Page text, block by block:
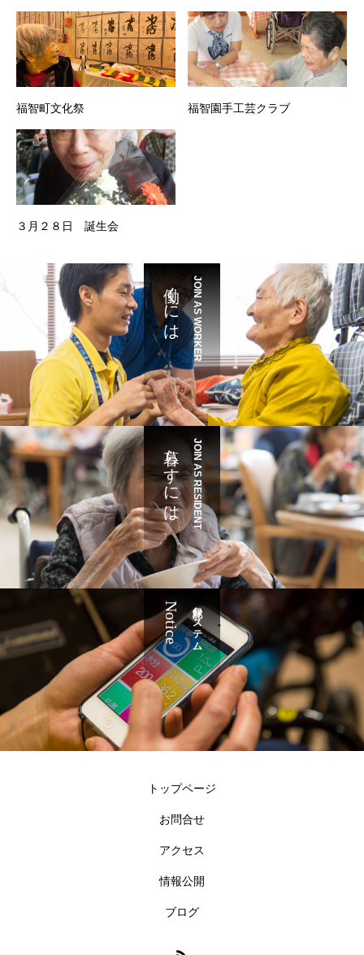
福智町文化祭 福智園手工芸クラブ
３月２８日 誕生会
JOIN AS WORKER
働くには
JOIN AS RESIDENT
暮らすには
記録システム
Notice
トップページ
お問合せ
アクセス
情報公開
ブログ